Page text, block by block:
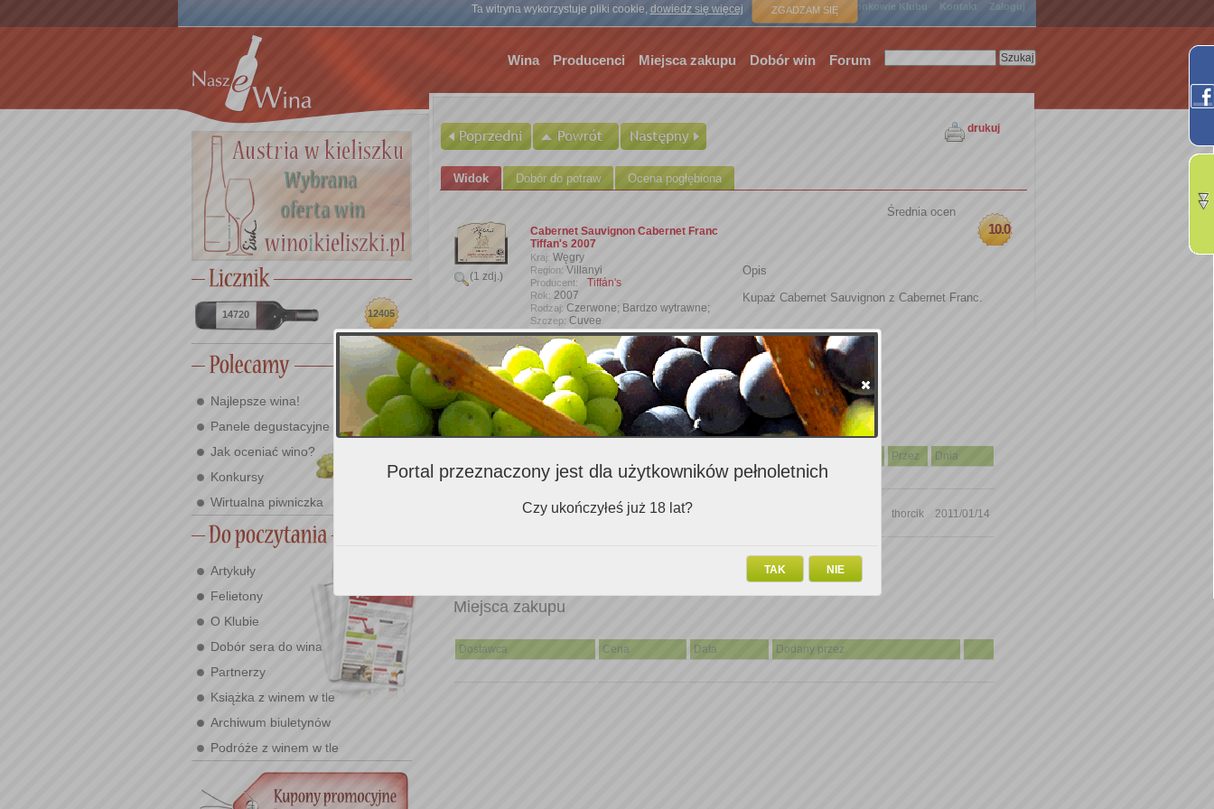
Ta witryna wykorzystuje pliki cookie, dowiedz się więcej ZGADZAM SIĘ
Strona główna Członkowie Klubu Kontakt Zaloguj
Wina Producenci Miejsca zakupu Dobór win Forum
14720 12405
Najlepsze wina!
Panele degustacyjne
Jak oceniać wino?
Konkursy
Wirtualna piwniczka
Artykuły
Felietony
O Klubie
Dobór sera do wina
Partnerzy
Książka z winem w tle
Archiwum biuletynów
Podróże z winem w tle
drukuj
Widok Dobór do potraw Ocena pogłębiona
(1 zdj.)
Cabernet Sauvignon Cabernet Franc
Tiffan's 2007
Kraj: Węgry
Region: Villanyi
Producent: Tiffán's
Rok: 2007
Rodzaj: Czerwone; Bardzo wytrawne;
Szczep: Cuvee
Zawartość alkoholu:15.00%
Wielkość butelki: 0,75 l
Wprowadzone przez:
thorcik
Dodaj zdjęcie
Średnia ocen
10.0
Opis
Kupaż Cabernet Sauvignon z Cabernet Franc.
Oceny opisowe
Przez Dnia
Kupione z uwagi na brak czystego Cabernet Sauvignon, do tego w promocji
z uwagi na ostatnią butelkę okazało się być przewspaniałe. Szkoda, że po
thorcik 2011/01/14
Miejsca zakupu
Dostawca Cena Data Dodany przez
Portal przeznaczony jest dla użytkowników pełnoletnich
Czy ukończyłeś już 18 lat?
NIE
TAK